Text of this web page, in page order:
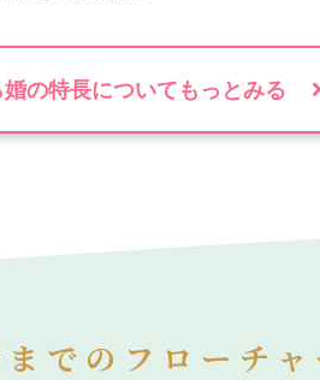
婚の特長についてもっとみる
でのフローチャ